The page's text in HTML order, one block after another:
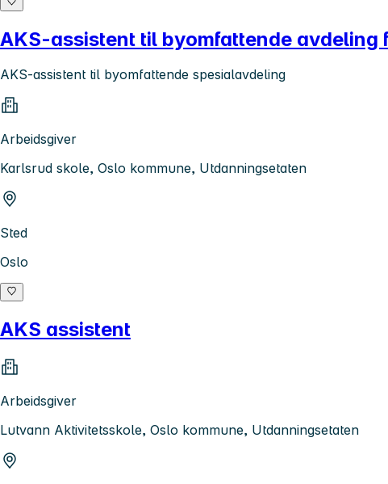
AKS-assistent til byomfattende
AKS-assistent til byomfattende spesialavdeling
Arbeidsgiver
Karlsrud skole, Oslo kommune, Utdanningsetaten
Sted
Oslo
AKS assistent
Arbeidsgiver
Lutvann Aktivitetsskole, Oslo kommune, Utdanningsetaten